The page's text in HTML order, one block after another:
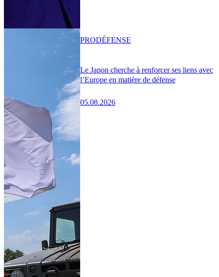
Le Japon cherche à renforcer ses liens avec
l’Europe en matière de défense
05.08.2026
PRODÉFENSE